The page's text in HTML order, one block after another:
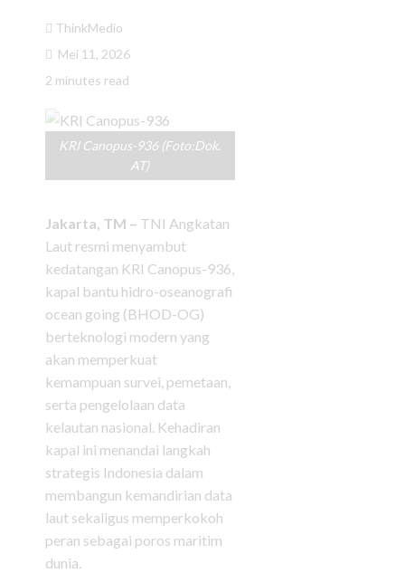
ThinkMedio
Mei 11, 2026
2 minutes read
KRI Canopus-936 (Foto:Dok.
AT)
Jakarta, TM – TNI Angkatan
Laut resmi menyambut
kedatangan KRI Canopus-936,
kapal bantu hidro-oseanografi
ocean going (BHOD-OG)
berteknologi modern yang
akan memperkuat
kemampuan survei, pemetaan,
serta pengelolaan data
kelautan nasional. Kehadiran
kapal ini menandai langkah
strategis Indonesia dalam
membangun kemandirian data
laut sekaligus memperkokoh
peran sebagai poros maritim
dunia.